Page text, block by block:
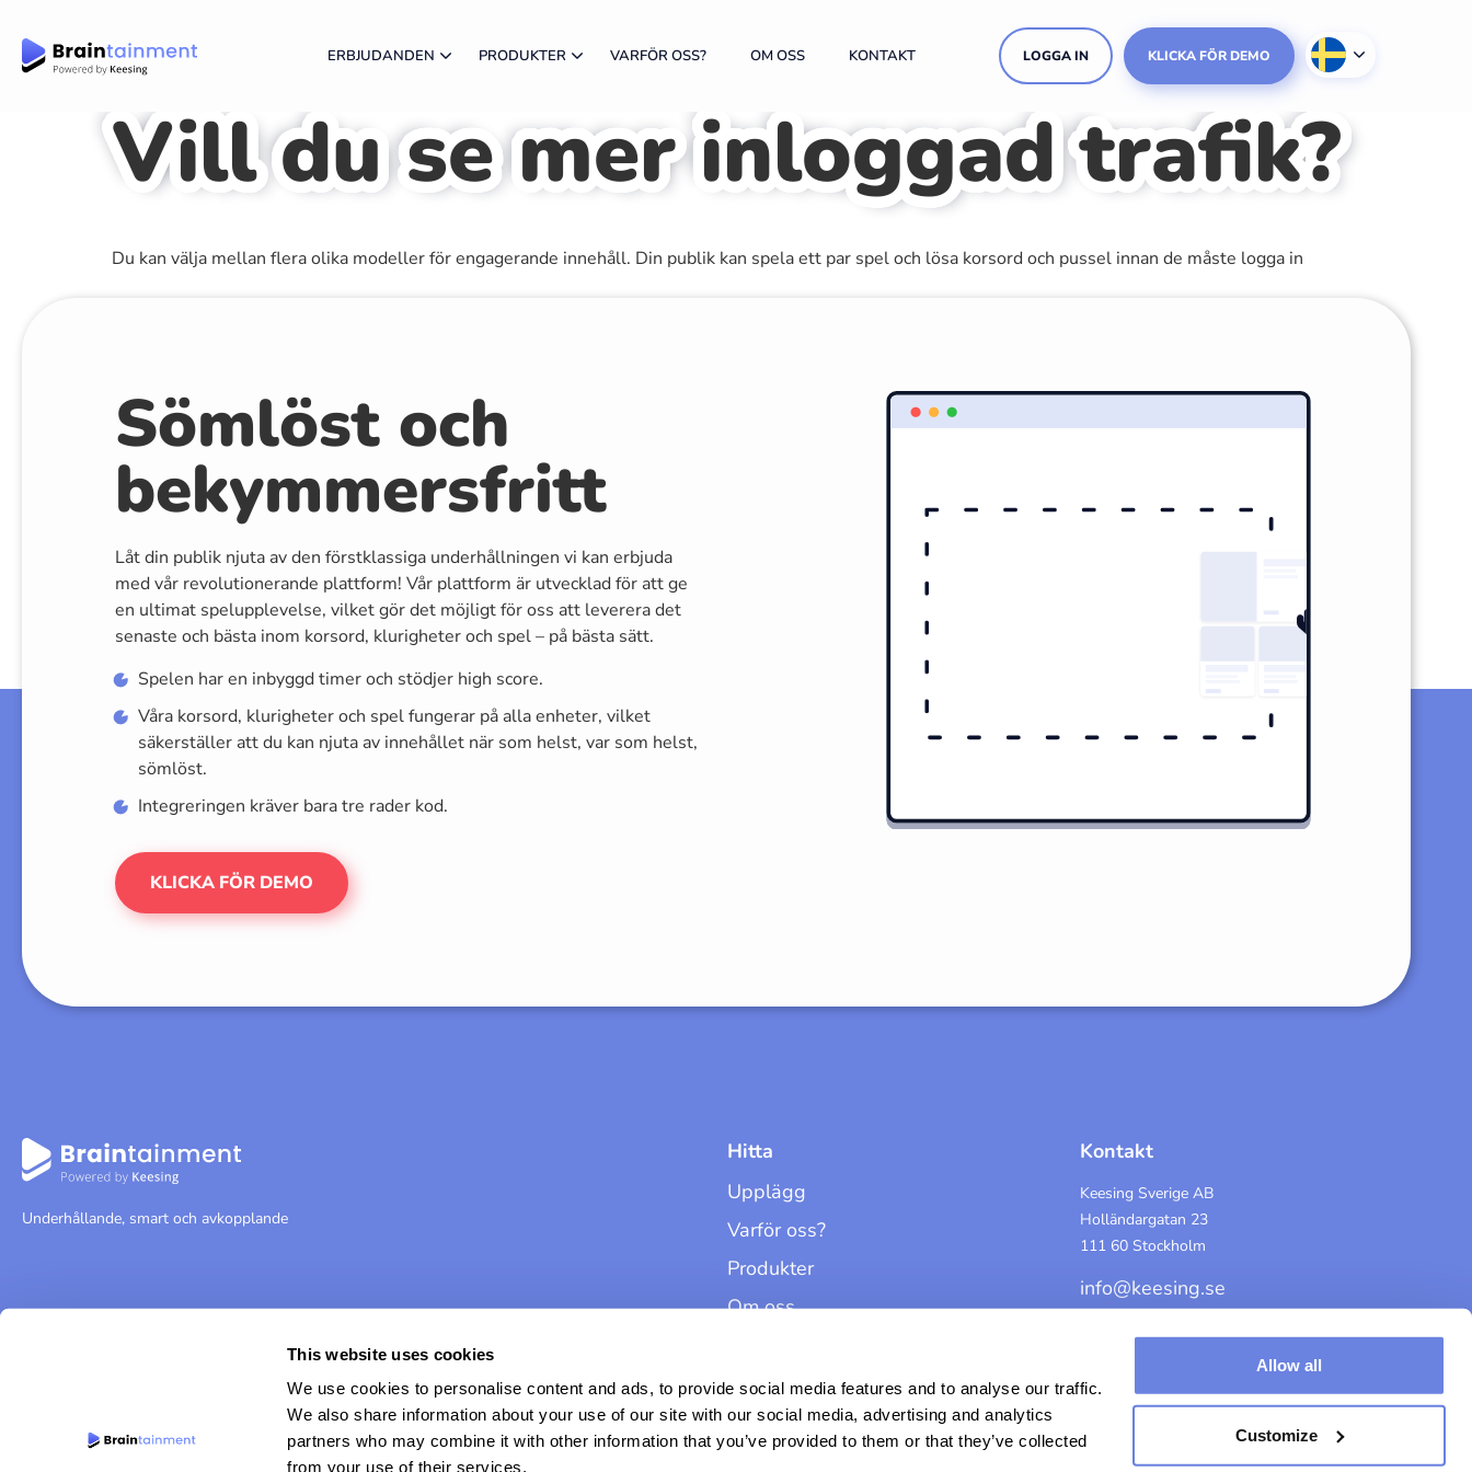
This website uses cookies
We use cookies to personalise content and ads, to provide social media features and to analyse our traffic.
We also share information about your use of our site with our social media, advertising and analytics
partners who may combine it with other information that you’ve provided to them or that they’ve collected
from your use of their services.
Allow all
Customize
ERBJUDANDEN PRODUKTER VARFÖR OSS? OM OSS KONTAKT LOGGA IN KLICKA FÖR DEMO
Vill du se mer inloggad trafik?
Du kan välja mellan flera olika modeller för engagerande innehåll. Din publik kan spela ett par spel och lösa korsord och pussel innan de måste logga in
Sömlöst och
bekymmersfritt
Låt din publik njuta av den förstklassiga underhållningen vi kan erbjuda
med vår revolutionerande plattform! Vår plattform är utvecklad för att ge
en ultimat spelupplevelse, vilket gör det möjligt för oss att leverera det
senaste och bästa inom korsord, klurigheter och spel – på bästa sätt.
Spelen har en inbyggd timer och stödjer high score.
Våra korsord, klurigheter och spel fungerar på alla enheter, vilket
säkerställer att du kan njuta av innehållet när som helst, var som helst,
sömlöst.
Integreringen kräver bara tre rader kod.
KLICKA FÖR DEMO
Underhållande, smart och avkopplande
Hitta
Upplägg
Varför oss?
Produkter
Om oss
Översikt
Kontakt
Keesing Sverige AB
Holländargatan 23
111 60 Stockholm
info@keesing.se